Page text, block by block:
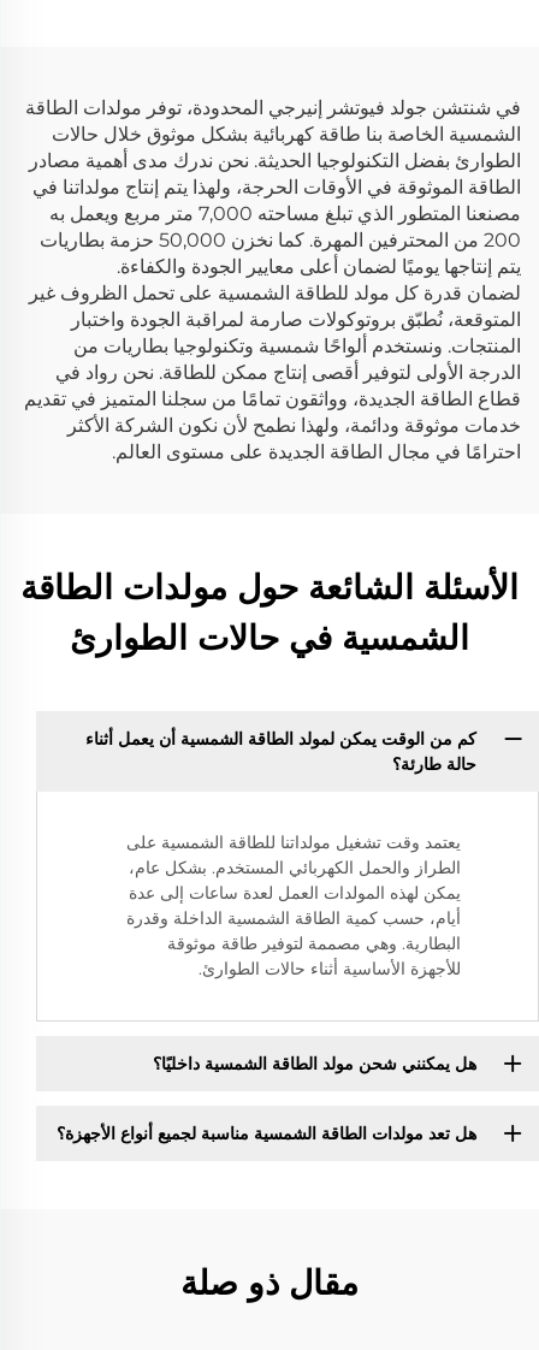
في شنتشن جولد فيوتشر إنيرجي المحدودة، توفر مولدات الطاقة
الشمسية الخاصة بنا طاقة كهربائية بشكل موثوق خلال حالات
الطوارئ بفضل التكنولوجيا الحديثة. نحن ندرك مدى أهمية مصادر
الطاقة الموثوقة في الأوقات الحرجة، ولهذا يتم إنتاج مولداتنا في
مصنعنا المتطور الذي تبلغ مساحته 7,000 متر مربع ويعمل به
200 من المحترفين المهرة. كما نخزن 50,000 حزمة بطاريات
يتم إنتاجها يوميًا لضمان أعلى معايير الجودة والكفاءة.
لضمان قدرة كل مولد للطاقة الشمسية على تحمل الظروف غير
المتوقعة، نُطبّق بروتوكولات صارمة لمراقبة الجودة واختبار
المنتجات. ونستخدم ألواحًا شمسية وتكنولوجيا بطاريات من
الدرجة الأولى لتوفير أقصى إنتاج ممكن للطاقة. نحن رواد في
قطاع الطاقة الجديدة، وواثقون تمامًا من سجلنا المتميز في تقديم
خدمات موثوقة ودائمة، ولهذا نطمح لأن نكون الشركة الأكثر
احترامًا في مجال الطاقة الجديدة على مستوى العالم.
الأسئلة الشائعة حول مولدات الطاقة
الشمسية في حالات الطوارئ
كم من الوقت يمكن لمولد الطاقة الشمسية أن يعمل أثناء
حالة طارئة؟
يعتمد وقت تشغيل مولداتنا للطاقة الشمسية على
الطراز والحمل الكهربائي المستخدم. بشكل عام،
يمكن لهذه المولدات العمل لعدة ساعات إلى عدة
أيام، حسب كمية الطاقة الشمسية الداخلة وقدرة
البطارية. وهي مصممة لتوفير طاقة موثوقة
للأجهزة الأساسية أثناء حالات الطوارئ.
هل يمكنني شحن مولد الطاقة الشمسية داخليًا؟
هل تعد مولدات الطاقة الشمسية مناسبة لجميع أنواع الأجهزة؟
مقال ذو صلة